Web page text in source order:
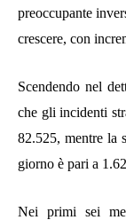
preoccupante
crescere, con
Scendendo nel
che gli incidenti
82.525, mentre la
giorno è pari a
Nei primi sei